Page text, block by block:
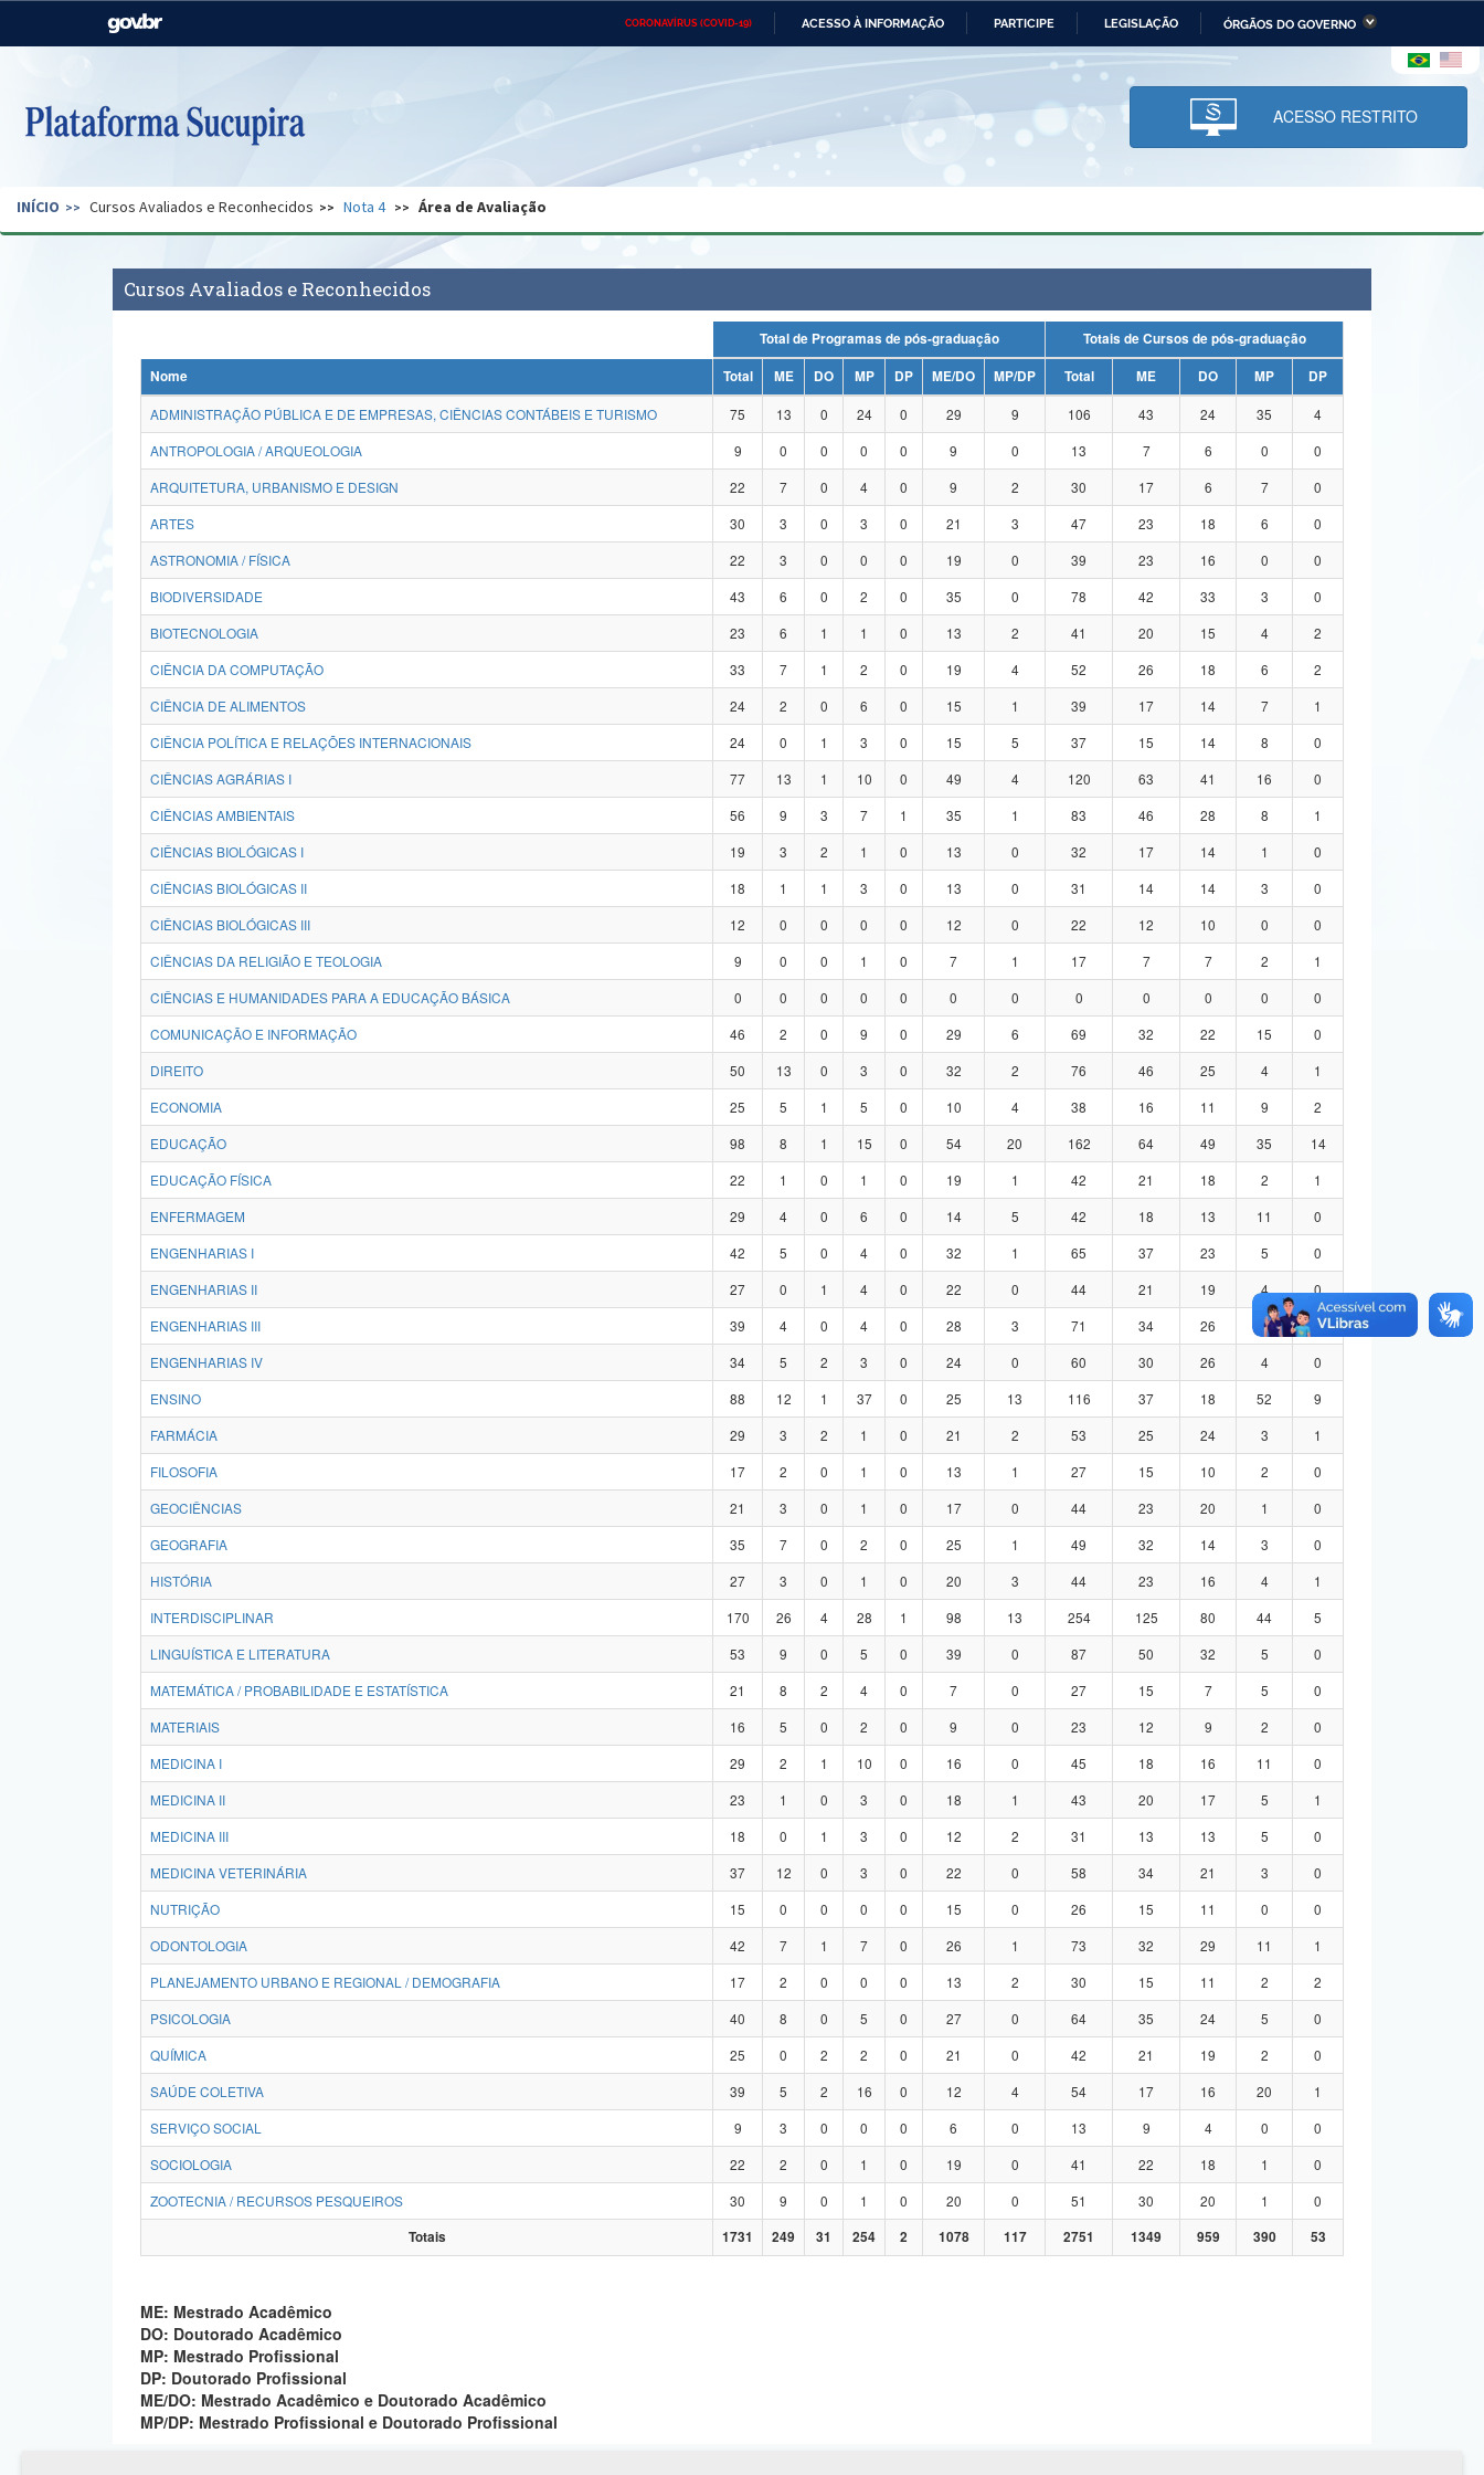
CORONAVÍRUS (COVID-19) ACESSO À INFORMAÇÃO PARTICIPE LEGISLAÇÃO ÓRGÃOS DO GOVERNO
Casa Civil Ministério das Relações Ministério da Economia Ministério da Infraestrutura
Pecuária e Abastecimento
Ministério da Ciência,
Tecnologia, Inovações e
Comunicações
Ministério do Desenvolvimento
Regional e dos Direitos Humanos
Secretaria de Governo Gabinete de Segurança Advocacia-Geral da União Banco Central do Brasil Planalto
ACESSO RESTRITO
INÍCIO Cursos Avaliados e Reconhecidos Nota 4 Área de Avaliação
Cursos Avaliados e Reconhecidos
Total de Programas de pós-graduação
Totais de Cursos de pós-graduação
Nome
Total ME DO MP DP ME/DO MP/DP Total ME DO MP
DP
ADMINISTRAÇÃO PÚBLICA E DE EMPRESAS, CIÊNCIAS CONTÁBEIS E TURISMO
75 13 0 24 0 29 9 106 43 24 35
4
ANTROPOLOGIA / ARQUEOLOGIA
9 0 0 0 0 9 0 13 7 6 0
0
ARQUITETURA, URBANISMO E DESIGN
22 7 0 4 0 9 2 30 17 6 7
0
ARTES
30 3 0 3 0 21 3 47 23 18 6
0
ASTRONOMIA / FÍSICA
22 3 0 0 0 19 0 39 23 16 0
0
BIODIVERSIDADE
43 6 0 2 0 35 0 78 42 33 3
0
BIOTECNOLOGIA
23 6 1 1 0 13 2 41 20 15 4
2
CIÊNCIA DA COMPUTAÇÃO
33 7 1 2 0 19 4 52 26 18 6
2
CIÊNCIA DE ALIMENTOS
24 2 0 6 0 15 1 39 17 14 7
1
CIÊNCIA POLÍTICA E RELAÇÕES INTERNACIONAIS
24 0 1 3 0 15 5 37 15 14 8
0
CIÊNCIAS AGRÁRIAS I
77 13 1 10 0 49 4 120 63 41 16
0
CIÊNCIAS AMBIENTAIS
56 9 3 7 1 35 1 83 46 28 8
1
CIÊNCIAS BIOLÓGICAS I
19 3 2 1 0 13 0 32 17 14 1
0
CIÊNCIAS BIOLÓGICAS II
18 1 1 3 0 13 0 31 14 14 3
0
CIÊNCIAS BIOLÓGICAS III
12 0 0 0 0 12 0 22 12 10 0
0
CIÊNCIAS DA RELIGIÃO E TEOLOGIA
9 0 0 1 0 7 1 17 7 7 2
1
CIÊNCIAS E HUMANIDADES PARA A EDUCAÇÃO BÁSICA
0 0 0 0 0 0 0 0 0 0 0
0
COMUNICAÇÃO E INFORMAÇÃO
46 2 0 9 0 29 6 69 32 22 15
0
DIREITO
50 13 0 3 0 32 2 76 46 25 4
1
ECONOMIA
25 5 1 5 0 10 4 38 16 11 9
2
EDUCAÇÃO
98 8 1 15 0 54 20 162 64 49 35
14
EDUCAÇÃO FÍSICA
22 1 0 1 0 19 1 42 21 18 2
1
ENFERMAGEM
29 4 0 6 0 14 5 42 18 13 11
0
ENGENHARIAS I
42 5 0 4 0 32 1 65 37 23 5
0
ENGENHARIAS II
27 0 1 4 0 22 0 44 21 19 4
0
ENGENHARIAS III
39 4 0 4 0 28 3 71 34 26 8
3
ENGENHARIAS IV
34 5 2 3 0 24 0 60 30 26 4
0
ENSINO
88 12 1 37 0 25 13 116 37 18 52
9
FARMÁCIA
29 3 2 1 0 21 2 53 25 24 3
1
FILOSOFIA
17 2 0 1 0 13 1 27 15 10 2
0
GEOCIÊNCIAS
21 3 0 1 0 17 0 44 23 20 1
0
GEOGRAFIA
35 7 0 2 0 25 1 49 32 14 3
0
HISTÓRIA
27 3 0 1 0 20 3 44 23 16 4
1
INTERDISCIPLINAR
170 26 4 28 1 98 13 254 125 80 44
5
LINGUÍSTICA E LITERATURA
53 9 0 5 0 39 0 87 50 32 5
0
MATEMÁTICA / PROBABILIDADE E ESTATÍSTICA
21 8 2 4 0 7 0 27 15 7 5
0
MATERIAIS
16 5 0 2 0 9 0 23 12 9 2
0
MEDICINA I
29 2 1 10 0 16 0 45 18 16 11
0
MEDICINA II
23 1 0 3 0 18 1 43 20 17 5
1
MEDICINA III
18 0 1 3 0 12 2 31 13 13 5
0
MEDICINA VETERINÁRIA
37 12 0 3 0 22 0 58 34 21 3
0
NUTRIÇÃO
15 0 0 0 0 15 0 26 15 11 0
0
ODONTOLOGIA
42 7 1 7 0 26 1 73 32 29 11
1
PLANEJAMENTO URBANO E REGIONAL / DEMOGRAFIA
17 2 0 0 0 13 2 30 15 11 2
2
PSICOLOGIA
40 8 0 5 0 27 0 64 35 24 5
0
QUÍMICA
25 0 2 2 0 21 0 42 21 19 2
0
SAÚDE COLETIVA
39 5 2 16 0 12 4 54 17 16 20
1
SERVIÇO SOCIAL
9 3 0 0 0 6 0 13 9 4 0
0
SOCIOLOGIA
22 2 0 1 0 19 0 41 22 18 1
0
ZOOTECNIA / RECURSOS PESQUEIROS
30 9 0 1 0 20 0 51 30 20 1
0
Totais
1731 249 31 254 2 1078 117 2751 1349 959 390 53
ME: Mestrado Acadêmico
DO: Doutorado Acadêmico
MP: Mestrado Profissional
DP: Doutorado Profissional
ME/DO: Mestrado Acadêmico e Doutorado Acadêmico
MP/DP: Mestrado Profissional e Doutorado Profissional